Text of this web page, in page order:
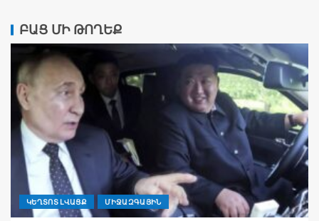
ԲԱՑ ՄԻ ԹՈՂԵՔ
ԿԵՂՏՈՏ ԼՎԱՑՔ ՄԻՋԱԶԳԱՅԻՆ